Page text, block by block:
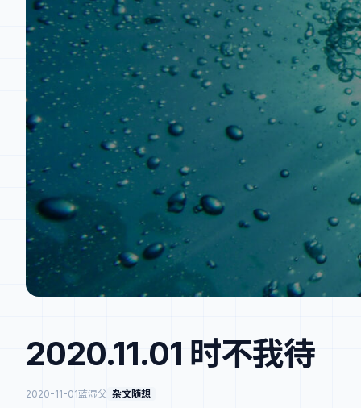
2020.11.01 时不我待
2020-11-01蓝湿父 杂文随想